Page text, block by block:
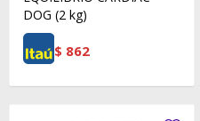
DOG (2 kg)
$ 862